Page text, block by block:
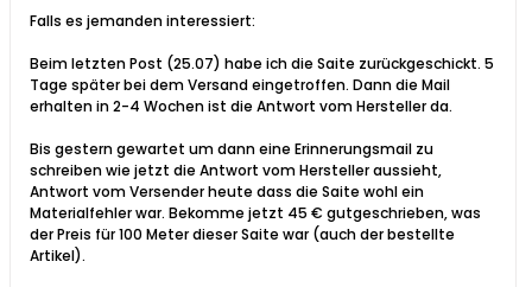
Falls es jemanden interessiert:
Beim letzten Post (25.07) habe ich die Saite zurückgeschickt. 5
Tage später bei dem Versand eingetroffen. Dann die Mail
erhalten in 2-4 Wochen ist die Antwort vom Hersteller da.
Bis gestern gewartet um dann eine Erinnerungsmail zu
schreiben wie jetzt die Antwort vom Hersteller aussieht,
Antwort vom Versender heute dass die Saite wohl ein
Materialfehler war. Bekomme jetzt 45 € gutgeschrieben, was
der Preis für 100 Meter dieser Saite war (auch der bestellte
Artikel).